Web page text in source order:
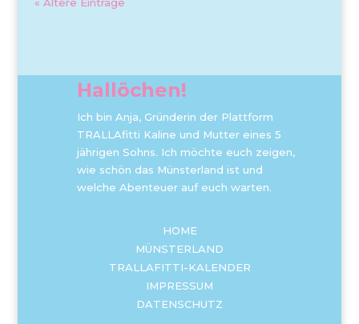
Hallöchen!
Ich bin Anja, Gründerin der Plattform
TRALLAfitti Kaline und Mutter eines 5
jährigen Sohns. Ich möchte euch zeigen,
wie schön das Münsterland ist und
welche Abenteuer auf euch warten.
HOME
MÜNSTERLAND
TRALLAFITTI-KALENDER
IMPRESSUM
DATENSCHUTZ